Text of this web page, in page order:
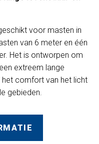
voor masten in
van 6 meter en één
Het is ontworpen om
extreem lange
het comfort van het licht
gebieden.